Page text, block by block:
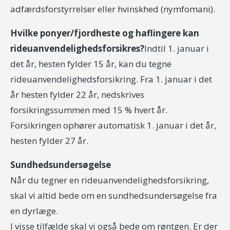
adfærdsforstyrrelser eller hvinskhed (nymfomani).
Hvilke ponyer/fjordheste og haflingere kan
rideuanvendelighedsforsikres?Indtil 1. januar i
det år, hesten fylder 15 år, kan du tegne
rideuanvendelighedsforsikring. Fra 1. januar i det
år hesten fylder 22 år, nedskrives
forsikringssummen med 15 % hvert år.
Forsikringen ophører automatisk 1. januar i det år,
hesten fylder 27 år.
Sundhedsundersøgelse
Når du tegner en rideuanvendelighedsforsikring,
skal vi altid bede om en sundhedsundersøgelse fra
en dyrlæge.
I visse tilfælde skal vi også bede om røntgen. Er der